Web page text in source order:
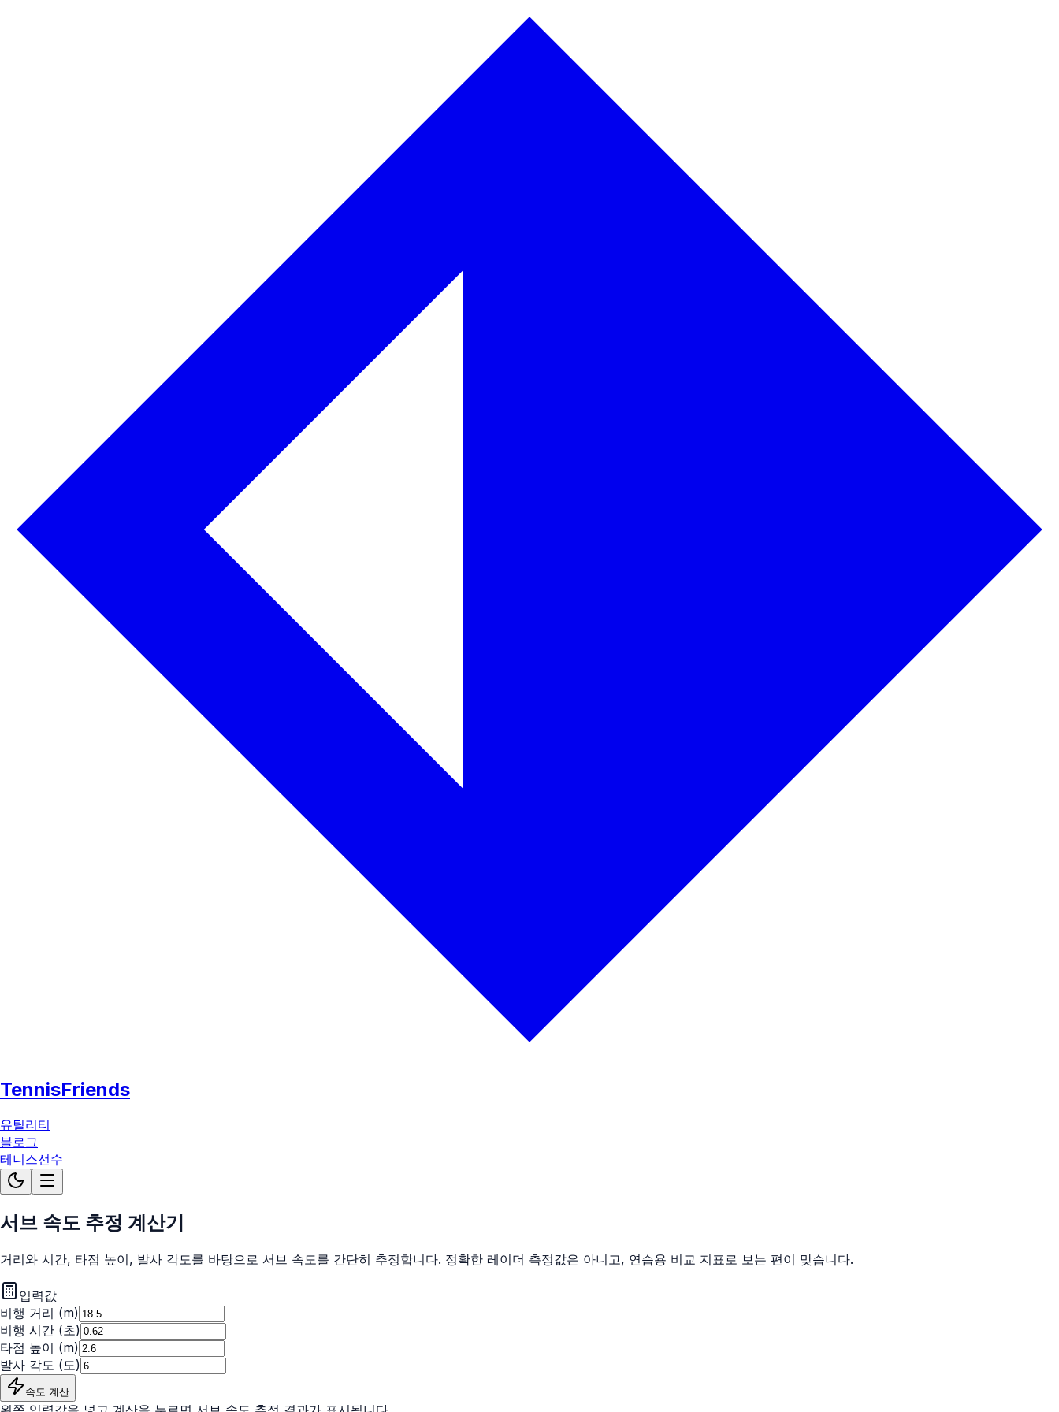
TennisFriends
유틸리티
블로그
테니스선수
서브 속도 추정 계산기
거리와 시간, 타점 높이, 발사 각도를 바탕으로 서브 속도를 간단히 추정합니다. 정확한 레이더 측정값은 아니고, 연습용 비교 지표로 보는 편이 맞습니다.
입력값
비행 거리 (m)
비행 시간 (초)
타점 높이 (m)
발사 각도 (도)
속도 계산